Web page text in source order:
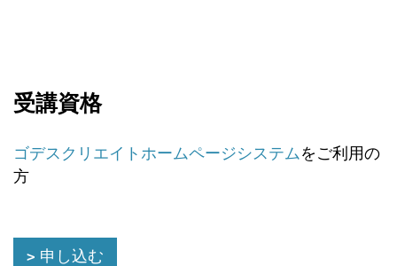
受講資格
ゴデスクリエイトホームページシステムをご利用の
方
申し込む